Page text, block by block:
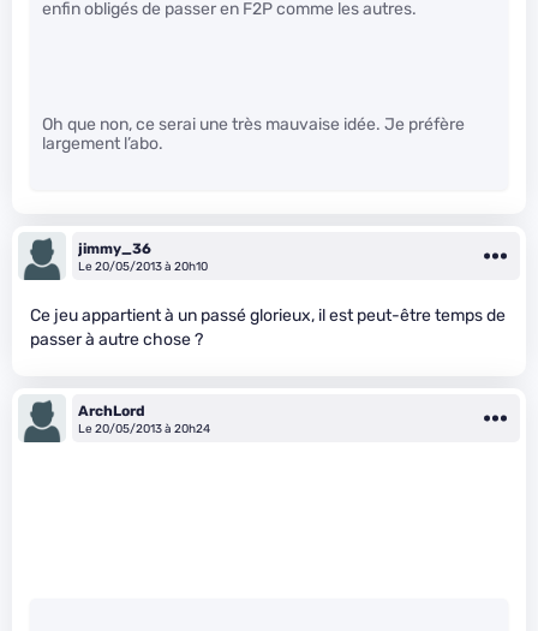
enfin obligés de passer en F2P comme les autres.
Oh que non, ce serai une très mauvaise idée. Je préfère
largement l’abo.
jimmy_36
Le 20/05/2013 à 20h10
Ce jeu appartient à un passé glorieux, il est peut-être temps de
passer à autre chose ?
ArchLord
Le 20/05/2013 à 20h24